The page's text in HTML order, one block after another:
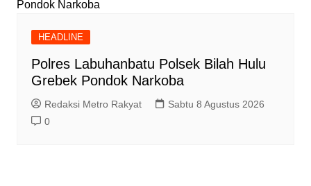
HEADLINE
Polres Labuhanbatu Polsek Bilah Hulu
Grebek Pondok Narkoba
Redaksi Metro Rakyat
Sabtu 8 Agustus 2026
0